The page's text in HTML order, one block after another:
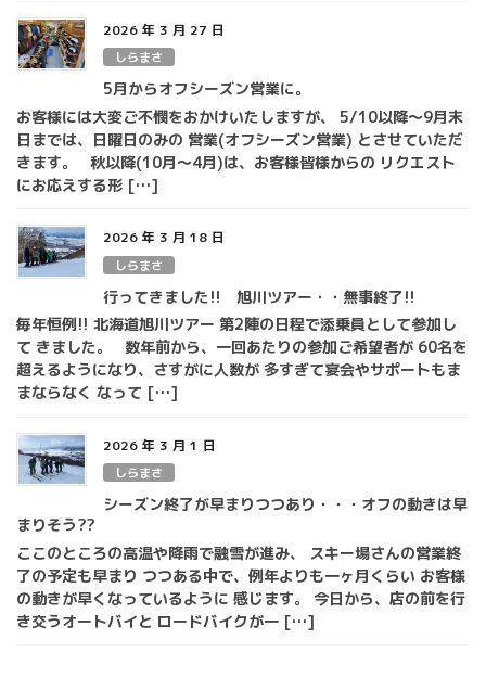
2026 年 3 月 27 日
しらまさ
5月からオフシーズン営業に。
お客様には大変ご不憫をおかけいたしますが、 5/10以降～9月末
日までは、日曜日のみの 営業(オフシーズン営業) とさせていただ
きます。 秋以降(10月～4月)は、お客様皆様からの リクエスト
にお応えする形 […]
2026 年 3 月 18 日
しらまさ
行ってきました!! 旭川ツアー・・無事終了!!
毎年恒例!! 北海道旭川ツアー 第2陣の日程で添乗員として参加し
て きました。 数年前から、一回あたりの参加ご希望者が 60名を
超えるようになり、さすがに人数が 多すぎて宴会やサポートもま
まならなく なって […]
2026 年 3 月 1 日
しらまさ
シーズン終了が早まりつつあり・・・オフの動きは早
まりそう??
ここのところの高温や降雨で融雪が進み、 スキー場さんの営業終
了の予定も早まり つつある中で、例年よりも一ヶ月くらい お客様
の動きが早くなっているように 感じます。 今日から、店の前を行
き交うオートバイと ロードバイクが一 […]